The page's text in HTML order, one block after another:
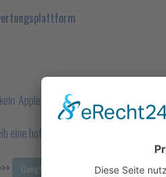
Apple, sondern ein Smartphone
eine hoffentlich positive Bewertung :-)
Googlebewertung <<<